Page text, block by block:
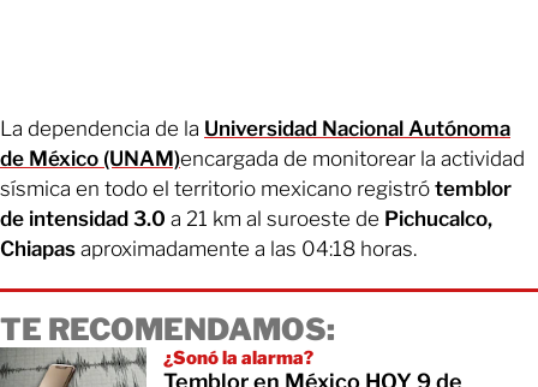
La dependencia de la Universidad Nacional Autónoma
de México (UNAM)encargada de monitorear la actividad
sísmica en todo el territorio mexicano registró temblor
de intensidad 3.0 a 21 km al suroeste de Pichucalco,
Chiapas aproximadamente a las 04:18 horas.
TE RECOMENDAMOS:
¿Sonó la alarma?
Temblor en México HOY 9 de